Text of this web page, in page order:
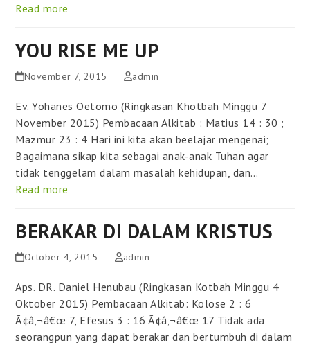
Read more
YOU RISE ME UP
November 7, 2015 admin
Ev. Yohanes Oetomo (Ringkasan Khotbah Minggu 7
November 2015) Pembacaan Alkitab : Matius 14 : 30 ;
Mazmur 23 : 4 Hari ini kita akan beelajar mengenai;
Bagaimana sikap kita sebagai anak-anak Tuhan agar
tidak tenggelam dalam masalah kehidupan, dan…
Read more
BERAKAR DI DALAM KRISTUS
October 4, 2015 admin
Aps. DR. Daniel Henubau (Ringkasan Kotbah Minggu 4
Oktober 2015) Pembacaan Alkitab: Kolose 2 : 6
Ã¢â‚¬â€œ 7, Efesus 3 : 16 Ã¢â‚¬â€œ 17 Tidak ada
seorangpun yang dapat berakar dan bertumbuh di dalam